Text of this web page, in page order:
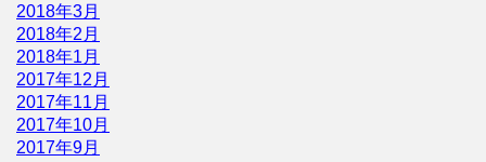
2018年3月
2018年2月
2018年1月
2017年12月
2017年11月
2017年10月
2017年9月